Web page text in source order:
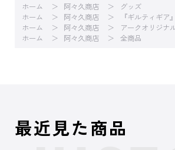
ホーム 阿々久商店
グッズ
ホーム
阿々久商店
『ギルティギア』
ホーム
阿々久商店
アークオリジナ
ホーム
阿々久商店 全商品
最近見た商品